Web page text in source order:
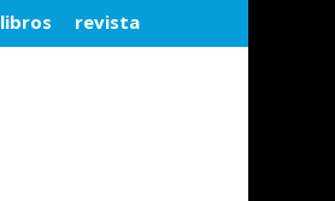
libros revista